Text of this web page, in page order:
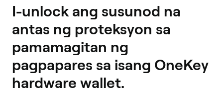
I-unlock ang susunod na
antas ng proteksyon sa
pamamagitan ng
pagpapares sa isang OneKey
hardware wallet.